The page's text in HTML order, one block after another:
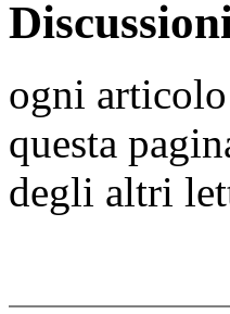
ogni articolo
questa
degli altri